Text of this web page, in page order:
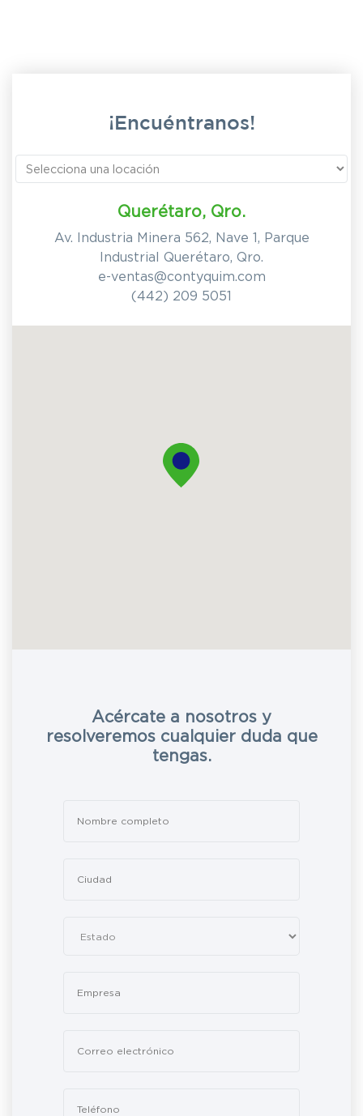
¡Encuéntranos!
Querétaro, Qro.
Av. Industria Minera 562, Nave 1, Parque
Industrial Querétaro, Qro.
e-ventas@contyquim.com
(442) 209 5051
Acércate a nosotros y
resolveremos cualquier duda que
tengas.